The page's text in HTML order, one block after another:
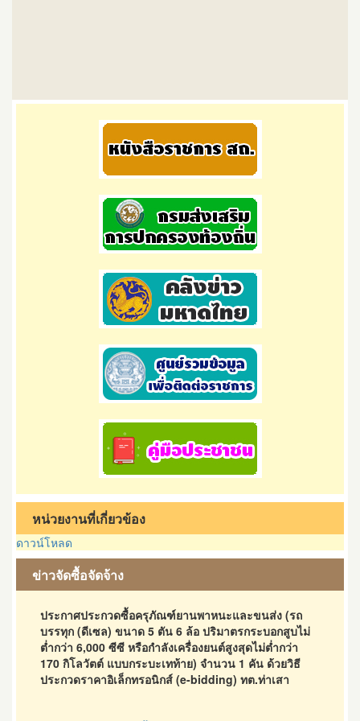
หน่วยงานที่เกี่ยวข้อง
ดาวน์โหลด
ข่าวจัดซื้อจัดจ้าง
ประกาศประกวดซื้อครุภัณฑ์ยานพาหนะและขนส่ง (รถ
บรรทุก (ดีเซล) ขนาด 5 ตัน 6 ล้อ ปริมาตรกระบอกสูบไม่
ต่ำกว่า 6,000 ซีซี หรือกำลังเครื่องยนต์สูงสุดไม่ต่ำกว่า
170 กิโลวัตต์ แบบกระบะเทท้าย) จำนวน 1 คัน ด้วยวิธี
ประกวดราคาอิเล็กทรอนิกส์ (e-bidding) ทต.ท่าเสา